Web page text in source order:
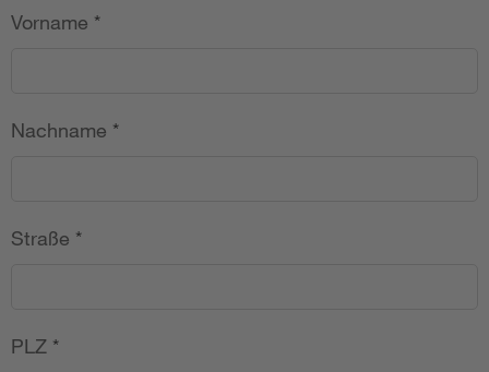
Vorname *
Nachname *
Straße *
PLZ *